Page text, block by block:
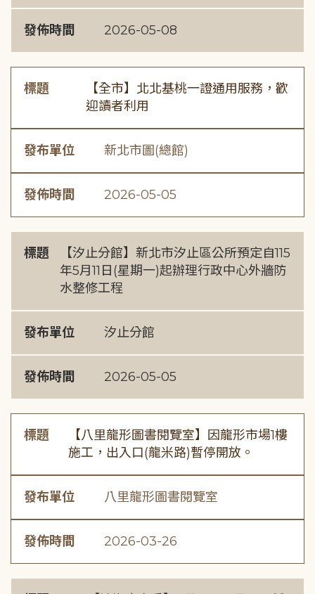
發佈時間 2026-05-08
標題
【全市】北北基桃一證通用服務，歡
迎讀者利用
發布單位 新北市圖(總館)
發佈時間 2026-05-05
標題
【汐止分館】新北市汐止區公所預定自115
年5月11日(星期一)起辦理行政中心外牆防
水整修工程
發布單位 汐止分館
發佈時間 2026-05-05
標題
【八里龍形圖書閱覽室】因龍形市場1樓
施工，出入口(龍米路)暫停開放。
發布單位 八里龍形圖書閱覽室
發佈時間 2026-03-26